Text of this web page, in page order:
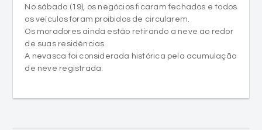
No sábado (19), os negócios ficaram fechados e todos
os veículos foram proibidos de circularem.
Os moradores ainda estão retirando a neve ao redor
de suas residências.
A nevasca foi considerada histórica pela acumulação
de neve registrada.